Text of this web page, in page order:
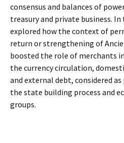
consensus and balances of
treasury and private business.
explored how the context of
return or strengthening of
boosted the role of merchants
the currency circulation,
and external debt, considered
the state building process and
groups.